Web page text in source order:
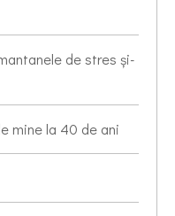
de stres și-
mine la 40 de ani